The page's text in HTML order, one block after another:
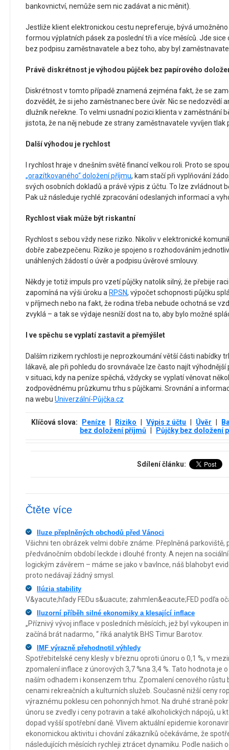
bankovnictví, nemůže sem nic zadávat a nic měnit).
Jestliže klient elektronickou cestu nepreferuje, bývá
formou výplatních pásek za poslední tři a více měsíců. Jde sice
bez podpisu zaměstnavatele a bez toho, aby byl
Právě diskrétnost je výhodou půjček bez papírového
Diskrétnost v tomto případě znamená zejména fakt, že se
dozvědět, že si jeho zaměstnanec bere úvěr. Nic se nedozvědí
dlužník neřekne. To velmi usnadní pozici klienta v zaměstnání
jistota, že na něj nebude ze strany zaměstnavatele vyvíjen tlak
Další výhodou je rychlost
I rychlost hraje v dnešním světě financí velkou roli. Proto se
„orazítkovaného“ doložení příjmu, kam stačí při vyplňování
svých osobních dokladů a právě výpis z účtu. To lze zvládnout
Pak už následuje rychlé zpracování odeslaných informací a
Rychlost však může být riskantní
Rychlost s sebou vždy nese riziko. Nikoliv v elektronické
dobře zabezpečenu. Riziko je spojeno s rozhodováním
unáhlených žádostí o úvěr a podpisu úvěrové smlouvy.
Někdy je totiž impuls pro vzetí půjčky natolik silný, že přebije
zapomíná na výši úroku a RPSN, výpočet schopnosti půjčku
v příjmech nebo na fakt, že rodina třeba nebude ochotná se
zvyklá – a tak se výdaje nesníží dost na to, aby bylo možné
I ve spěchu se vyplatí zastavit a přemýšlet
Dalším rizikem rychlosti je neprozkoumání větší části nabídky
lákavě, ale při pohledu do srovnávače lze často najít výhodnější
v situaci, kdy na peníze spěchá, vždycky se vyplatí věnovat
zodpovědnému průzkumu trhu s půjčkami. Srovnání a
na webu Univerzální-Půjčka.cz
Klíčová slova: Peníze Riziko Výpis z účtu Úvěr
bez doložení příjmů
Půjčky bez doložení
Sdílení článku:
Čtěte více
Iluze přeplněných obchodů před Vánoci
Všichni ten obrázek velmi dobře známe. Přeplněná parkoviště,
předvánočním období leckde i dlouhé fronty. A nejen na
logickým závěrem – máme se jako v bavlnce, náš blahobyt
proto nedávají žádný smysl.
Ilúzia stability
V&yacute;hľady FEDu s&uacute; zahmlen&eacute;FED podľa
Iluzorní příběh silné ekonomiky a klesající inflace
„Příznivý vývoj inflace v posledních měsících, jež byl vykoupen
začíná brát nadarmo, “ říká analytik BHS Timur Barotov.
IMF výrazně přehodnotil výhledy
Spotřebitelské ceny klesly v březnu oproti únoru o 0,1 %, v
zpomalení inflace z únorových 3,7 %na 3,4 %. Tato hodnota je
naším odhadem i konsenzem trhu. Zpomalení cenového růstu
cenami rekreačních a kulturních služeb. Současně nižší ceny
výraznému poklesu cen pohonných hmot. Na druhé straně
únoru se zvedly i ceny potravin a také alkoholických nápojů, u
dopad vyšší spotřební daně. Vlivem aktuální epidemie
ekonomickou aktivitu i chování zákazníků očekáváme, že
následujících měsících rychleji ztrácet dynamiku. Podle našich